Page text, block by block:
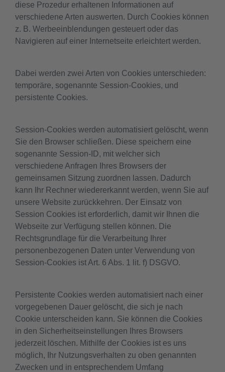
diese Prozedur erhaltenen Informationen auf
verschiedene Arten auswerten. Durch Cookies können
z. B. Werbeeinblendungen gesteuert oder das
Navigieren auf einer Internetseite erleichtert werden.
Dabei werden zwei Arten von Cookies unterschieden:
temporäre, sogenannte Session-Cookies, und
persistente Cookies.
Session-Cookies werden automatisiert gelöscht, wenn
Sie den Browser schließen. Diese speichern eine
sogenannte Session-ID, mit welcher sich
verschiedene Anfragen Ihres Browsers der
gemeinsamen Sitzung zuordnen lassen. Dadurch
kann Ihr Rechner wiedererkannt werden, wenn Sie auf
unsere Website zurückkehren. Der Einsatz von
Session Cookies ist erforderlich, damit wir Ihnen die
Webseite zur Verfügung stellen können. Die
Rechtsgrundlage für die Verarbeitung Ihrer
personenbezogenen Daten unter Verwendung von
Session-Cookies ist Art. 6 Abs. 1 lit. f) DSGVO.
Persistente Cookies werden automatisiert nach einer
vorgegebenen Dauer gelöscht, die sich je nach
Cookie unterscheiden kann. Sie können die Cookies
in den Sicherheitseinstellungen Ihres Browsers
jederzeit löschen. Mithilfe der Cookies ist es uns
möglich, Ihr Nutzungsverhalten zu oben genannten
Zwecken und in entsprechendem Umfang